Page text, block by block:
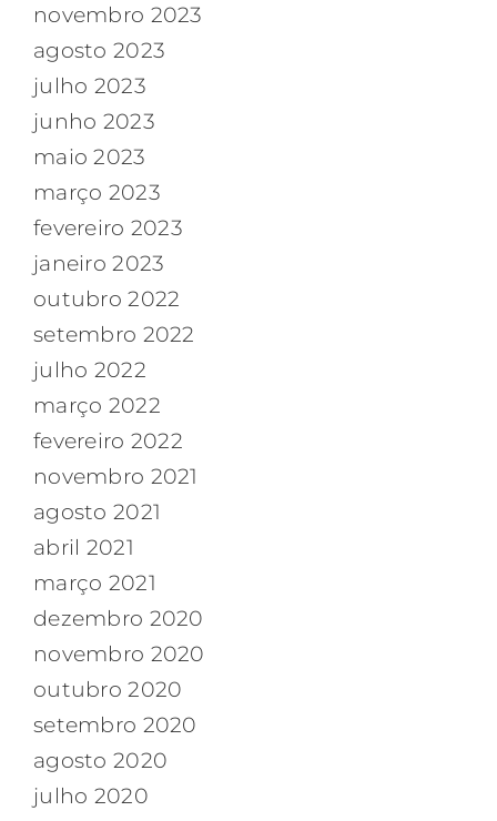
novembro 2023
agosto 2023
julho 2023
junho 2023
maio 2023
março 2023
fevereiro 2023
janeiro 2023
outubro 2022
setembro 2022
julho 2022
março 2022
fevereiro 2022
novembro 2021
agosto 2021
abril 2021
março 2021
dezembro 2020
novembro 2020
outubro 2020
setembro 2020
agosto 2020
julho 2020